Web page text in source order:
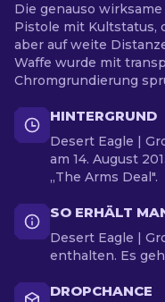
Die genauso
Pistole mit Kultstatus,
aber auf weite
Waffe wurde mit
Chromgrundierung
HINTERGRUND
Desert Eagle |
am 14. August
„The Arms Deal".
SO ERHÄLT
Desert Eagle |
enthalten. Es
DROPCHANCE